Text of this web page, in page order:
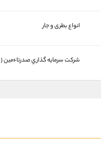
انواع بطری و جار
شركت سرمايه گذاري صدرتاءمين (65.4%)